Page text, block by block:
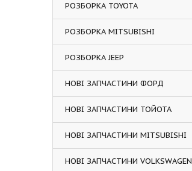
РОЗБОРКА TOYOTA
РОЗБОРКА MITSUBISHI
РОЗБОРКА JEEP
НОВІ ЗАПЧАСТИНИ ФОРД
НОВІ ЗАПЧАСТИНИ ТОЙОТА
НОВІ ЗАПЧАСТИНИ MITSUBISHI
НОВІ ЗАПЧАСТИНИ VOLKSWAGEN